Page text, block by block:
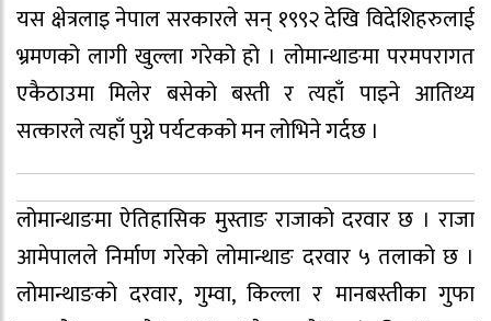
यस क्षेत्रलाइ नेपाल सरकारले सन् १९९२ देखि विदेशिहरुलाई
भ्रमणको लागी खुल्ला गरेको हो । लोमान्थाङमा परमपरागत
एकैठाउमा मिलेर बसेको बस्ती र त्यहाँ पाइने आतिथ्य
सत्कारले त्यहाँ पुग्ने पर्यटकको मन लोभिने गर्दछ ।
लोमान्थाङमा ऐतिहासिक मुस्ताङ राजाको दरवार छ । राजा
आमेपालले निर्माण गरेको लोमान्थाङ दरवार ५ तलाको छ ।
लोमान्थाङको दरवार, गुम्वा, किल्ला र मानबस्तीका गुफा